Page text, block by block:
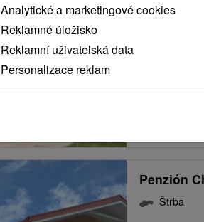
Privát v
Penzión
Štrba
Analytické a marketingové cookies
Reklamné úložisko
Reklamní uživatelská data
Personalizace reklam